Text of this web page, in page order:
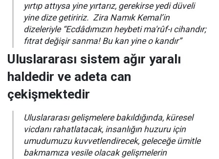
yırtıp attıysa yine yırtarız, gerekirse yedi düveli
yine dize getiririz. Zira Namık Kemal’in
dizeleriyle “Ecdâdımızın heybeti ma'rûf-ı cihandır;
fıtrat değişir sanma! Bu kan yine o kandır”
Uluslararası sistem ağır yaralı
haldedir ve adeta can
çekişmektedir
Uluslararası gelişmelere bakıldığında, küresel
vicdanı rahatlatacak, insanlığın huzuru için
umudumuzu kuvvetlendirecek, geleceğe ümitle
bakmamıza vesile olacak gelişmelerin